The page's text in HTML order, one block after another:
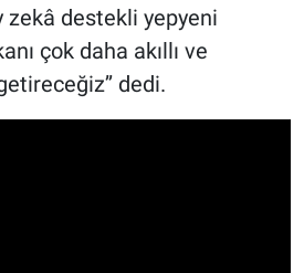
zekâ destekli yepyeni
çok daha akıllı ve
dedi.